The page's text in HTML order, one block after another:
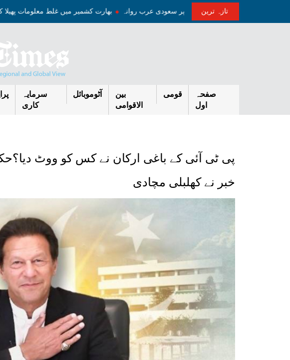
تازہ ترین
سطح کے وفد کے ہمراہ سہ روزہ دورہ پر سعودی عرب روانہ بھارت کشمیر میں غلط معلومات
صفحہ
اول
قومی
بین
الاقوامی
آٹوموبائل
سرمایہ
کاری
پی ٹی آئی کے باغی ارکان نے کس کو ووٹ
خبر نے کھلبلی مچادی